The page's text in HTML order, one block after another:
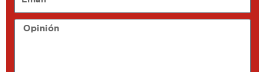
Opinión